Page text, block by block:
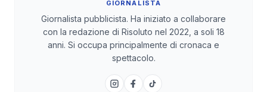
GIORNALISTA
Giornalista pubblicista. Ha iniziato a collaborare
con la redazione di Risoluto nel 2022, a soli 18
anni. Si occupa principalmente di cronaca e
spettacolo.